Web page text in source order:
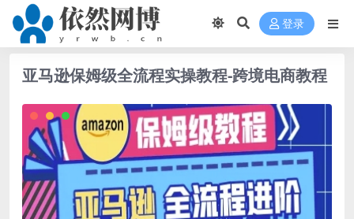
登录
亚马逊保姆级全流程实操教程-跨境电商教程